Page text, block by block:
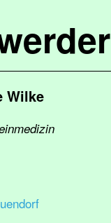
Wilke